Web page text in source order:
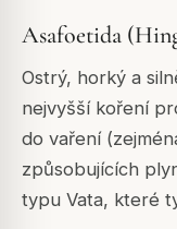
Asafoetida
Ostrý, horký a
nejvyšší koření
do vaření
způsobujících
typu Vata, které